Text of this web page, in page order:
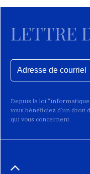
LETTRE
Depuis la loi
vous bénéficiez d’un droit
qui vous concernent.